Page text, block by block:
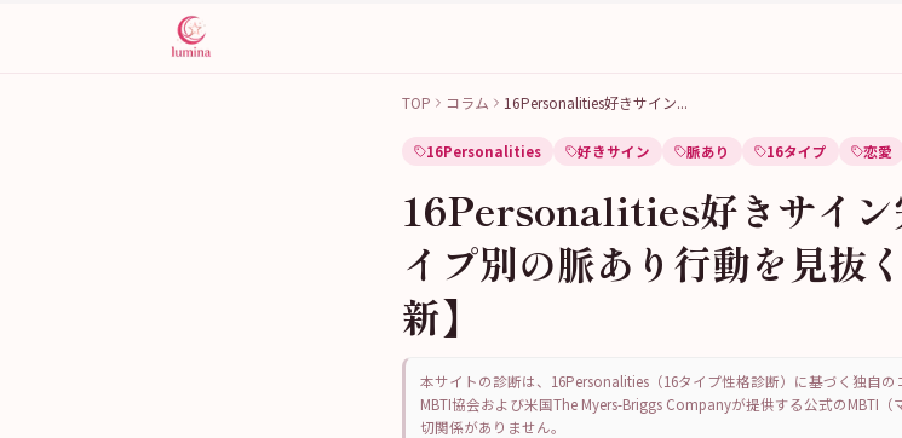
TOP コラム 16Personalities好きサイン...
16Personalities 好きサイン 脈あり 16タイプ 恋愛
16Personalities好きサイン
イプ別の脈あり行動を見抜
新】
本サイトの診断は、16Personalities（16タイプ性格診断）に基づく独自
MBTI協会および米国The Myers-Briggs Companyが提供する公式のMBTI
切関係がありません。